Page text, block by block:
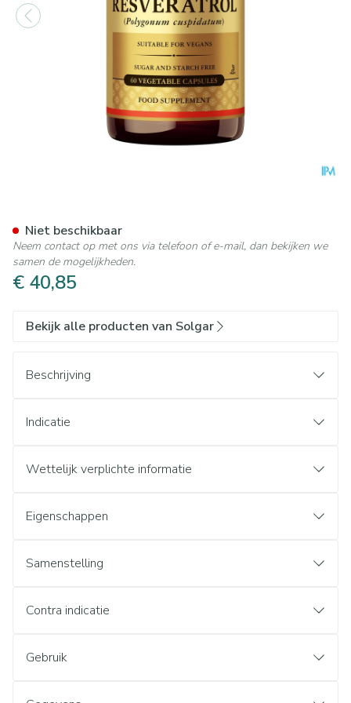
€ 40,85
Niet beschikbaar
Neem contact op met ons via telefoon of e-mail, dan bekijken we
samen de mogelijkheden.
Bekijk alle producten van Solgar
Beschrijving
Indicatie
Wettelijk verplichte informatie
Eigenschappen
Samenstelling
Contra indicatie
Gebruik